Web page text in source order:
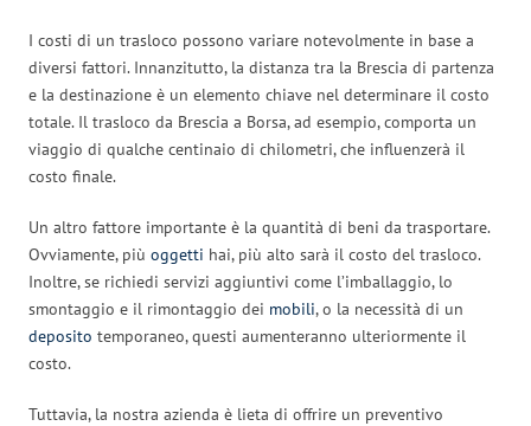
I costi di un trasloco possono variare notevolmente in base a
diversi fattori. Innanzitutto, la distanza tra la Brescia di partenza
e la destinazione è un elemento chiave nel determinare il costo
totale. Il trasloco da Brescia a Borsa, ad esempio, comporta un
viaggio di qualche centinaio di chilometri, che influenzerà il
costo finale.
Un altro fattore importante è la quantità di beni da trasportare.
Ovviamente, più oggetti hai, più alto sarà il costo del trasloco.
Inoltre, se richiedi servizi aggiuntivi come l’imballaggio, lo
smontaggio e il rimontaggio dei mobili, o la necessità di un
deposito temporaneo, questi aumenteranno ulteriormente il
costo.
Tuttavia, la nostra azienda è lieta di offrire un preventivo